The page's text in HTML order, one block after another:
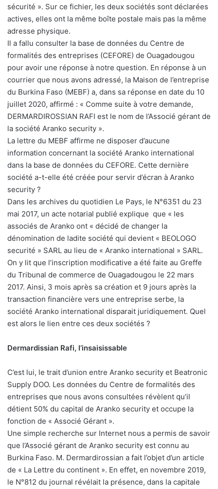
sécurité ». Sur ce fichier, les deux sociétés sont déclarées
actives, elles ont la même boîte postale mais pas la même
adresse physique.
Il a fallu consulter la base de données du Centre de
formalités des entreprises (CEFORE) de Ouagadougou
pour avoir une réponse à notre question. En réponse à un
courrier que nous avons adressé, la Maison de l’entreprise
du Burkina Faso (MEBF) a, dans sa réponse en date du 10
juillet 2020, affirmé : « Comme suite à votre demande,
DERMARDIROSSIAN RAFI est le nom de l’Associé gérant de
la société Aranko security ».
La lettre du MEBF affirme ne disposer d’aucune
information concernant la société Aranko international
dans la base de données du CEFORE. Cette dernière
société a-t-elle été créée pour servir d’écran à Aranko
security ?
Dans les archives du quotidien Le Pays, le N°6351 du 23
mai 2017, un acte notarial publié explique que « les
associés de Aranko ont « décidé de changer la
dénomination de ladite société qui devient « BEOLOGO
securité » SARL au lieu de « Aranko international » SARL.
On y lit que l’inscription modificative a été faite au Greffe
du Tribunal de commerce de Ouagadougou le 22 mars
2017. Ainsi, 3 mois après sa création et 9 jours après la
transaction financière vers une entreprise serbe, la
société Aranko international disparait juridiquement. Quel
est alors le lien entre ces deux sociétés ?
Dermardissian Rafi, l’insaisissable
C’est lui, le trait d’union entre Aranko security et Beatronic
Supply DOO. Les données du Centre de formalités des
entreprises que nous avons consultées révèlent qu’il
détient 50% du capital de Aranko security et occupe la
fonction de « Associé Gérant ».
Une simple recherche sur Internet nous a permis de savoir
que l’Associé gérant de Aranko security est connu au
Burkina Faso. M. Dermardirossian a fait l’objet d’un article
de « La Lettre du continent ». En effet, en novembre 2019,
le N°812 du journal révélait la présence, dans la capitale